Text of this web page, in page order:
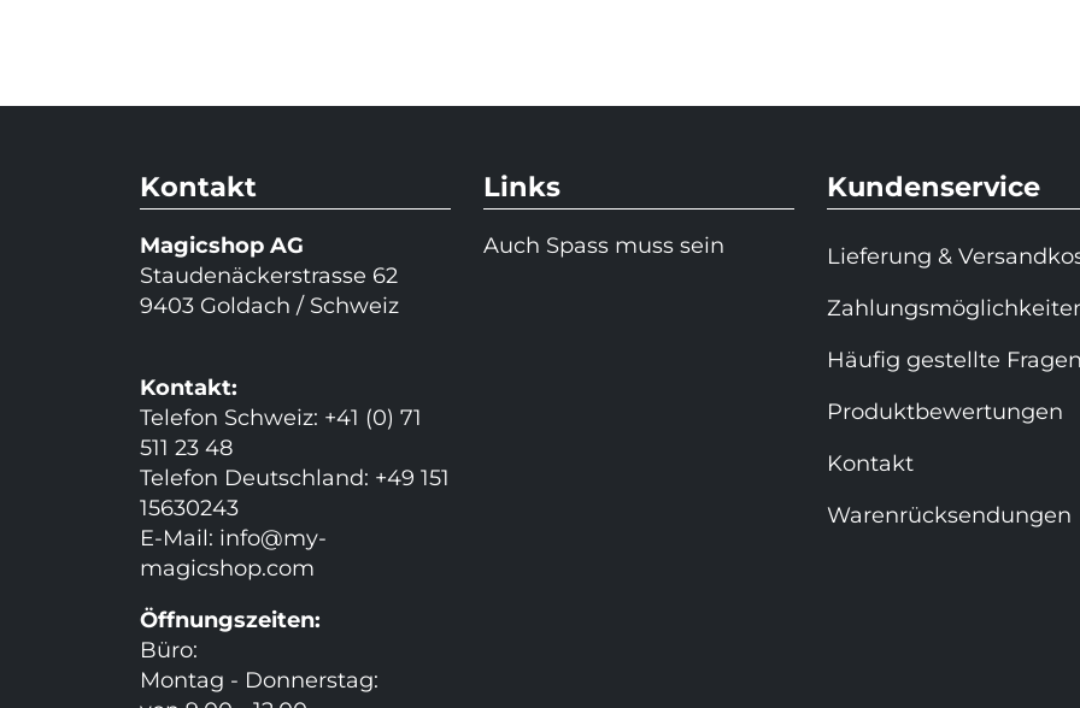
Kontakt
Magicshop AG
Staudenäckerstrasse 62
9403 Goldach / Schweiz
Kontakt:
Telefon Schweiz: +41 (0) 71
511 23 48
Telefon Deutschland: +49 151
15630243
E-Mail: info@my-
magicshop.com
Öffnungszeiten:
Büro:
Montag - Donnerstag:
Links
Auch Spass muss sein
Kundenservice
Lieferung &
Häufig gestellte Fragen
Produktbewertungen
Kontakt
Warenrücksendungen